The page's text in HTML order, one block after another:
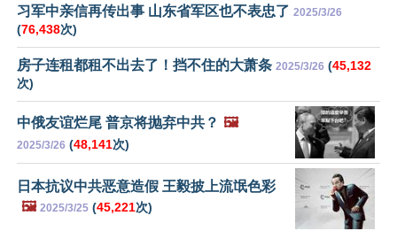
习军中亲信再传出事 山东省军区也不表忠了 2025/3/26
(76,438次)
房子连租都租不出去了！挡不住的大萧条 2025/3/26 (45,132
次)
中俄友谊烂尾 普京将抛弃中共？ 🖼️
2025/3/26 (48,141次)
日本抗议中共恶意造假 王毅披上流氓色彩
🖼️ 2025/3/25 (45,221次)